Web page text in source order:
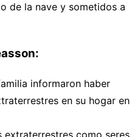
de la nave y sometidos a
informaron haber
en su hogar en
extraterrestres como seres